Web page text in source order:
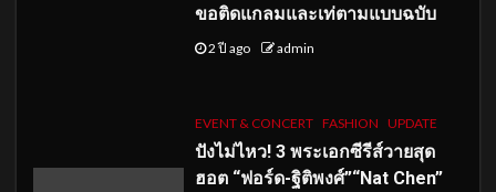
ขอติดแกลมและเท่ตามแบบฉบับ
2 ปี ago admin
EVENT & CONCERT FASHION UPDATE
ปังไม่ไหว! 3 พระเอกซีรีส์วายสุด
ฮอต “ฟอร์ด-ฐิติพงศ์”“Nat Chen”